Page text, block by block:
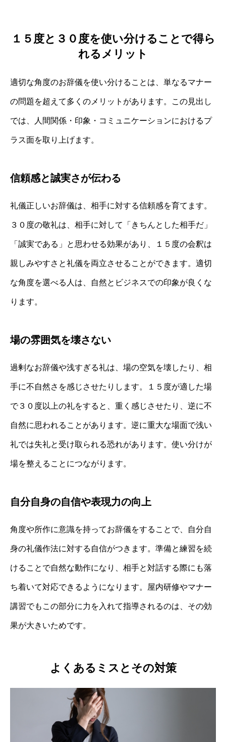
１５度と３０度を使い分けることで得ら
れるメリット
適切な角度のお辞儀を使い分けることは、単なるマナー
の問題を超えて多くのメリットがあります。この見出し
では、人間関係・印象・コミュニケーションにおけるプ
ラス面を取り上げます。
信頼感と誠実さが伝わる
礼儀正しいお辞儀は、相手に対する信頼感を育てます。
３０度の敬礼は、相手に対して「きちんとした相手だ」
「誠実である」と思わせる効果があり、１５度の会釈は
親しみやすさと礼儀を両立させることができます。適切
な角度を選べる人は、自然とビジネスでの印象が良くな
ります。
場の雰囲気を壊さない
過剰なお辞儀や浅すぎる礼は、場の空気を壊したり、相
手に不自然さを感じさせたりします。１５度が適した場
で３０度以上の礼をすると、重く感じさせたり、逆に不
自然に思われることがあります。逆に重大な場面で浅い
礼では失礼と受け取られる恐れがあります。使い分けが
場を整えることにつながります。
自分自身の自信や表現力の向上
角度や所作に意識を持ってお辞儀をすることで、自分自
身の礼儀作法に対する自信がつきます。準備と練習を続
けることで自然な動作になり、相手と対話する際にも落
ち着いて対応できるようになります。屋内研修やマナー
講習でもこの部分に力を入れて指導されるのは、その効
果が大きいためです。
よくあるミスとその対策